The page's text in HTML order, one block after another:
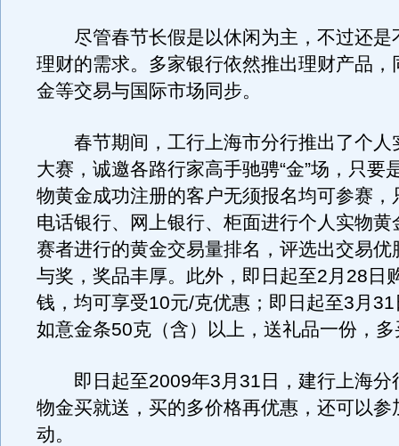
尽管春节长假是以休闲为主，不过还是
理财的需求。多家银行依然推出理财产品，
金等交易与国际市场同步。
春节期间，工行上海市分行推出了个人
大赛，诚邀各路行家高手驰骋“金”场，只要
物黄金成功注册的客户无须报名均可参赛，
电话银行、网上银行、柜面进行个人实物黄
赛者进行的黄金交易量排名，评选出交易优
与奖，奖品丰厚。此外，即日起至2月28日
钱，均可享受10元/克优惠；即日起至3月
如意金条50克（含）以上，送礼品一份，
即日起至2009年3月31日，建行上海分
物金买就送，买的多价格再优惠，还可以参
动。